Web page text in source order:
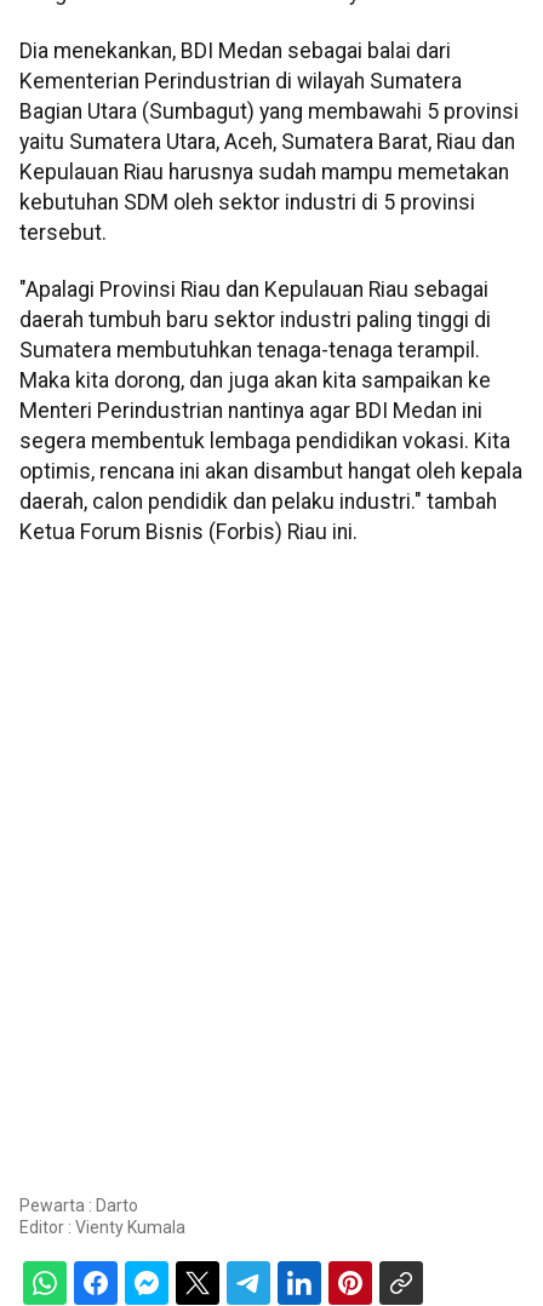
Dia menekankan, BDI Medan sebagai balai dari
Kementerian Perindustrian di wilayah Sumatera
Bagian Utara (Sumbagut) yang membawahi 5 provinsi
yaitu Sumatera Utara, Aceh, Sumatera Barat, Riau dan
Kepulauan Riau harusnya sudah mampu memetakan
kebutuhan SDM oleh sektor industri di 5 provinsi
tersebut.
"Apalagi Provinsi Riau dan Kepulauan Riau sebagai
daerah tumbuh baru sektor industri paling tinggi di
Sumatera membutuhkan tenaga-tenaga terampil.
Maka kita dorong, dan juga akan kita sampaikan ke
Menteri Perindustrian nantinya agar BDI Medan ini
segera membentuk lembaga pendidikan vokasi. Kita
optimis, rencana ini akan disambut hangat oleh kepala
daerah, calon pendidik dan pelaku industri." tambah
Ketua Forum Bisnis (Forbis) Riau ini.
Pewarta : Darto
Editor : Vienty Kumala